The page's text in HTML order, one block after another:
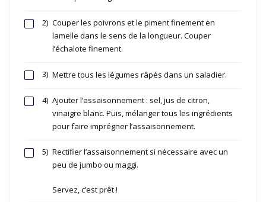
2) Couper les poivrons et le piment finement en
lamelle dans le sens de la longueur. Couper
l’échalote finement.
3) Mettre tous les légumes râpés dans un saladier.
4) Ajouter l’assaisonnement : sel, jus de citron,
vinaigre blanc. Puis, mélanger tous les ingrédients
pour faire imprégner l’assaisonnement.
5) Rectifier l’assaisonnement si nécessaire avec un
peu de jumbo ou maggi.
Servez, c’est prêt !